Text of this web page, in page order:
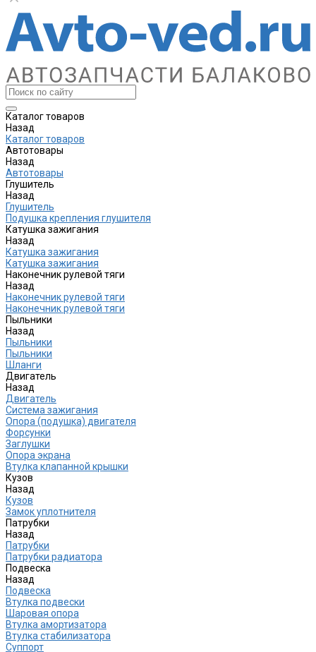
Каталог товаров
Назад
Каталог товаров
Автотовары
Назад
Автотовары
Глушитель
Назад
Глушитель
Подушка крепления глушителя
Катушка зажигания
Назад
Катушка зажигания
Катушка зажигания
Наконечник рулевой тяги
Назад
Наконечник рулевой тяги
Наконечник рулевой тяги
Пыльники
Назад
Пыльники
Пыльники
Шланги
Двигатель
Назад
Двигатель
Система зажигания
Опора (подушка) двигателя
Форсунки
Заглушки
Опора экрана
Втулка клапанной крышки
Кузов
Назад
Кузов
Замок уплотнителя
Патрубки
Назад
Патрубки
Патрубки радиатора
Подвеска
Назад
Подвеска
Втулка подвески
Шаровая опора
Втулка амортизатора
Втулка стабилизатора
Cуппорт